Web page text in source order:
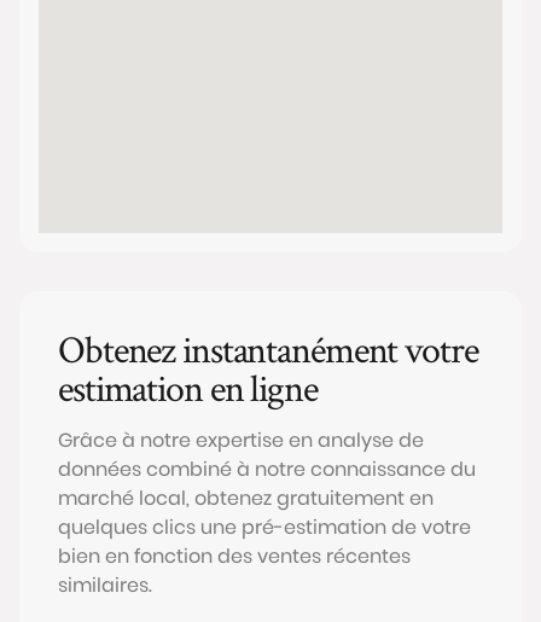
Obtenez instantanément votre
estimation en ligne
Grâce à notre expertise en analyse de
données combiné à notre connaissance du
marché local, obtenez gratuitement en
quelques clics une pré-estimation de votre
bien en fonction des ventes récentes
similaires.